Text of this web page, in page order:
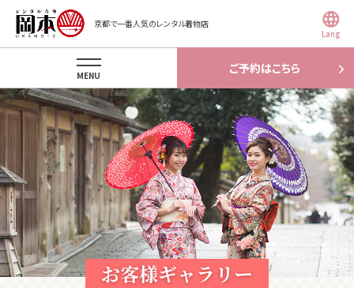
京都で一番人気のレンタル着物店
Lang
ご予約はこちら
MENU
お客様ギャラリー